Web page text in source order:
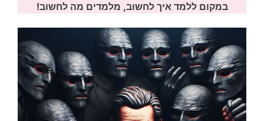
במקום ללמד איך לחשוב, מלמדים מה לחשוב!